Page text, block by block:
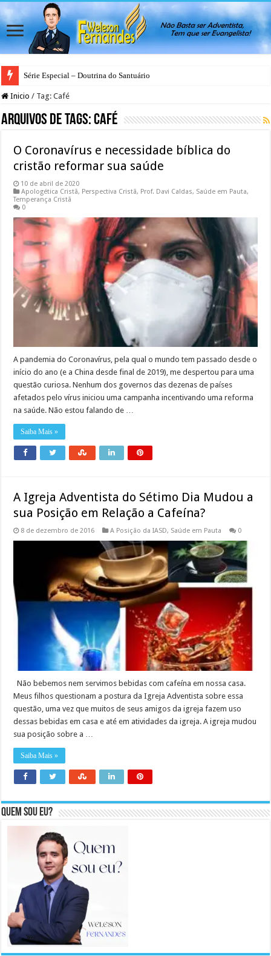
Série Especial – Doutrina do Santuário
Antes da Porta se Fechar: A Mensagem Profética do Santuário Celestial
Inicio / Tag:Café
Arquivos de Tags:Café
O Coronavírus e necessidade bíblica do
cristão reformar sua saúde
10 de abril de 2020
Apologética Cristã, Perspectiva Cristã, Prof. Davi Caldas, Saúde em Pauta,
Temperança Cristã
0
A pandemia do Coronavírus, pela qual o mundo tem passado desde o
início do ano (e a China desde final de 2019), me despertou para uma
questão curiosa. Nenhum dos governos das dezenas de países
afetados pelo vírus iniciou uma campanha incentivando uma reforma
na saúde. Não estou falando de …
Saiba Mais »
A Igreja Adventista do Sétimo Dia Mudou a
sua Posição em Relação a Cafeína?
8 de dezembro de 2016 A Posição da IASD, Saúde em Pauta 0
Não bebemos nem servimos bebidas com cafeína em nossa casa.
Meus filhos questionam a postura da Igreja Adventista sobre essa
questão, uma vez que muitos de seus amigos da igreja fazem uso
dessas bebidas em casa e até em atividades da igreja. A igreja mudou
sua posição sobre a …
Saiba Mais »
Quem sou eu?